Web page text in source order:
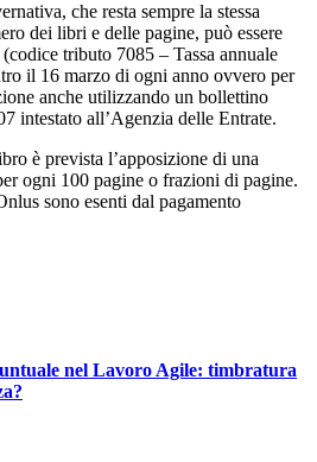
che resta sempre la stessa
dei libri e delle pagine, può essere
tributo 7085 – Tassa annuale
il 16 marzo di ogni anno ovvero per
anche utilizzando un bollettino
intestato all’Agenzia delle Entrate.
è prevista l’apposizione di una
ogni 100 pagine o frazioni di pagine.
sono esenti dal pagamento
nel Lavoro Agile: timbratura